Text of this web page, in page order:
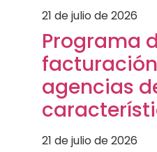
21 de julio de 2026
Programa
agencias
21 de julio de 2026